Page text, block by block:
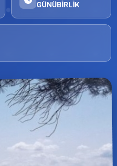
GÜNÜBİRLİK